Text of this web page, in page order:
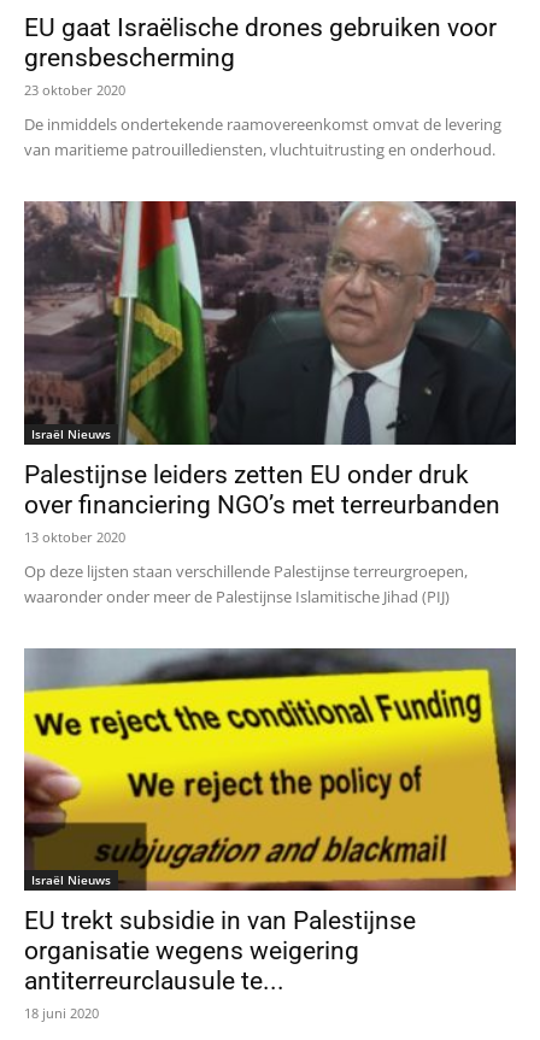
EU gaat Israëlische drones gebruiken voor
grensbescherming
23 oktober 2020
De inmiddels ondertekende raamovereenkomst omvat de levering
van maritieme patrouillediensten, vluchtuitrusting en onderhoud.
Israël Nieuws
Palestijnse leiders zetten EU onder druk
over financiering NGO’s met terreurbanden
13 oktober 2020
Op deze lijsten staan ​​verschillende Palestijnse terreurgroepen,
waaronder onder meer de Palestijnse Islamitische Jihad (PIJ)
Israël Nieuws
EU trekt subsidie in van Palestijnse
organisatie wegens weigering
antiterreurclausule te...
18 juni 2020